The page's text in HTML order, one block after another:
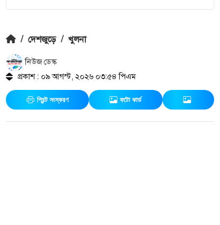
/ দেশজুড়ে / খুলনা
নিউজ ডেস্ক
প্রকাশ : ০৯ আগস্ট, ২০২৬ ০৩:৫৪ পিএম
প্রিন্ট সংস্করণ ফটো কার্ড